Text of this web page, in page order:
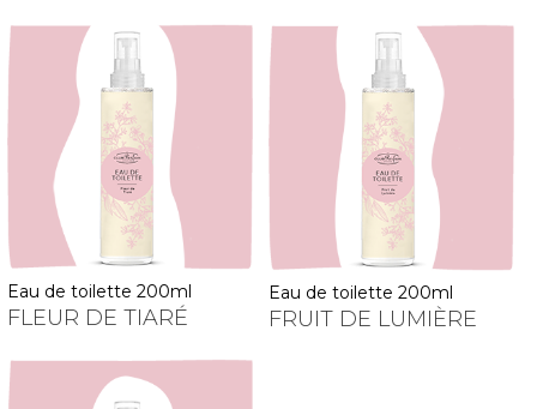
eau de toilette 200ml
FLEUR DE TIARÉ
eau de toilette 200ml
FRUIT DE LUMIÈRE